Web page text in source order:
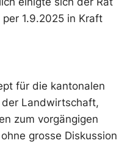
1.9.2025 in Kraft
für die kantonalen
Landwirtschaft,
zum vorgängigen
grosse Diskussion